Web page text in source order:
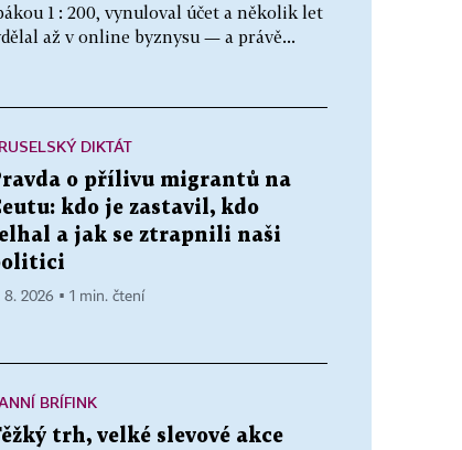
1 : 200, vynuloval účet a několik let
až v online byznysu — a právě...
DIKTÁT
o přílivu migrantů na
kdo je zastavil, kdo
a jak se ztrapnili naši
8. 2026 ▪ 1 min. čtení
BRÍFINK
trh, velké slevové akce